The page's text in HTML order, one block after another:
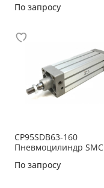
По запросу
CP95SDB63-160
Пневмоцилиндр SMC
По запросу